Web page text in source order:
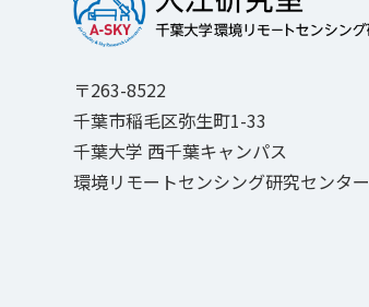
〒263-8522
千葉市稲毛区弥生町1-33
千葉大学 西千葉キャンパス
環境リモートセンシング研究センター